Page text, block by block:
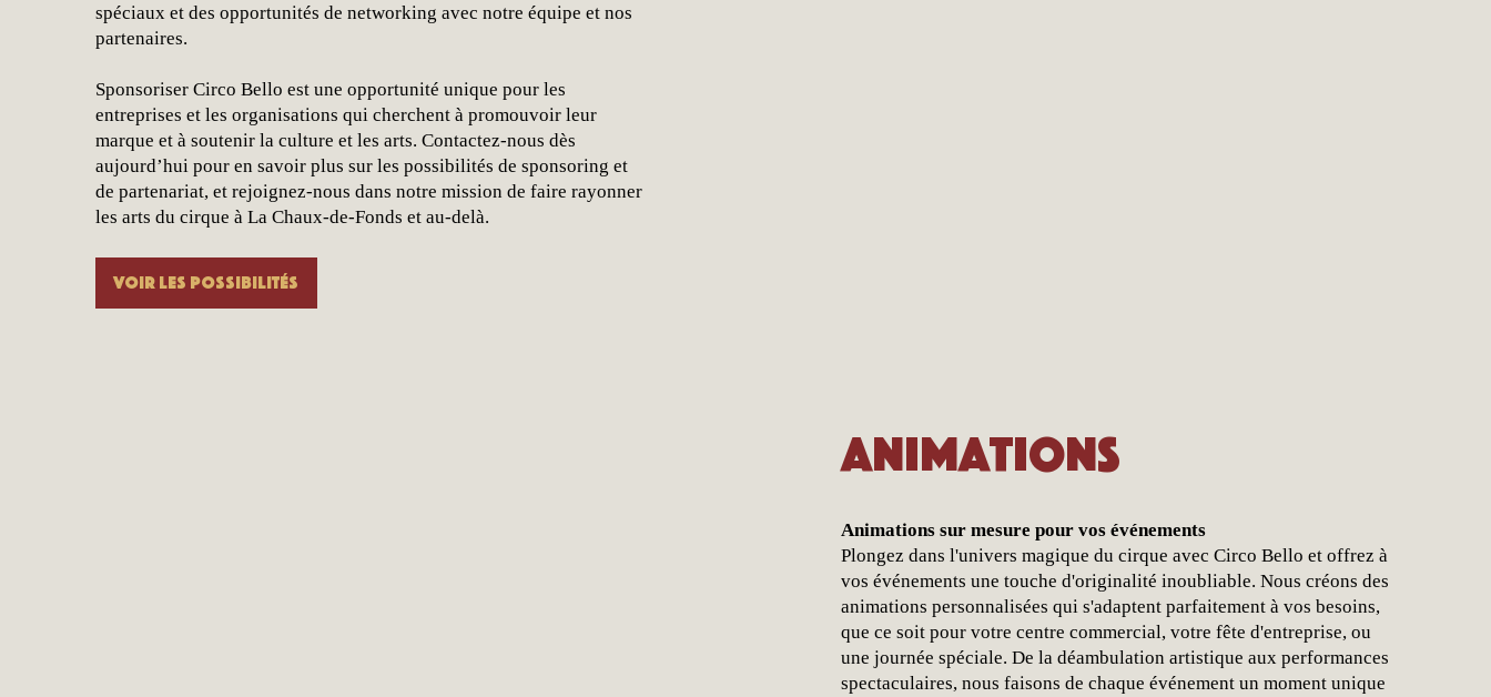
spéciaux et des opportunités de networking avec notre équipe et nos
partenaires.
Sponsoriser Circo Bello est une opportunité unique pour les
entreprises et les organisations qui cherchent à promouvoir leur
marque et à soutenir la culture et les arts. Contactez-nous dès
aujourd’hui pour en savoir plus sur les possibilités de sponsoring et
de partenariat, et rejoignez-nous dans notre mission de faire rayonner
les arts du cirque à La Chaux-de-Fonds et au-delà.
Voir les possibilités
Animations
Animations sur mesure pour vos événements
Plongez dans l'univers magique du cirque avec Circo Bello et offrez à
vos événements une touche d'originalité inoubliable. Nous créons des
animations personnalisées qui s'adaptent parfaitement à vos besoins,
que ce soit pour votre centre commercial, votre fête d'entreprise, ou
une journée spéciale. De la déambulation artistique aux performances
spectaculaires, nous faisons de chaque événement un moment unique